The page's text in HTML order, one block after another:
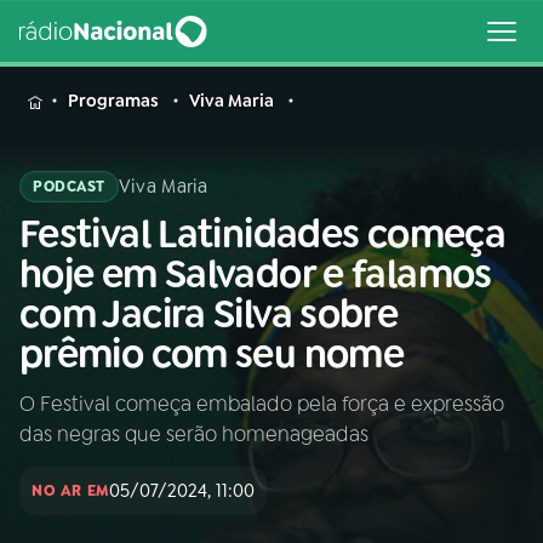
MENU
Buscar
na
Rádio
Nacional
Buscar
AO VIVO
01INÍCIO
Programas Viva Maria
PODCAST Viva Maria
Festival Latinidades começa
hoje em Salvador e falamos
com Jacira Silva sobre
prêmio com seu nome
O Festival começa embalado pela força e expressão
das negras que serão homenageadas
NO AR EM05/07/2024, 11:00